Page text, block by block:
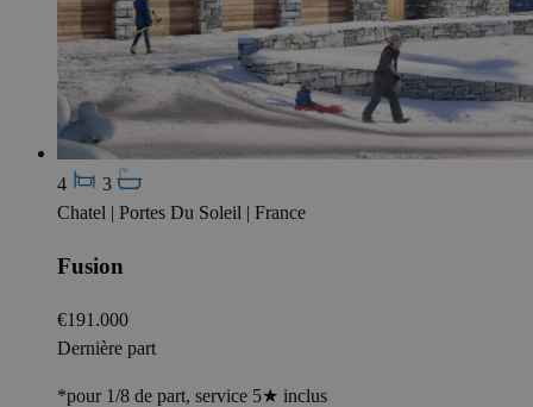
4
3
Chatel | Portes Du Soleil | France
Fusion
€191.000
Dernière part
*pour 1/8 de part, service 5★ inclus